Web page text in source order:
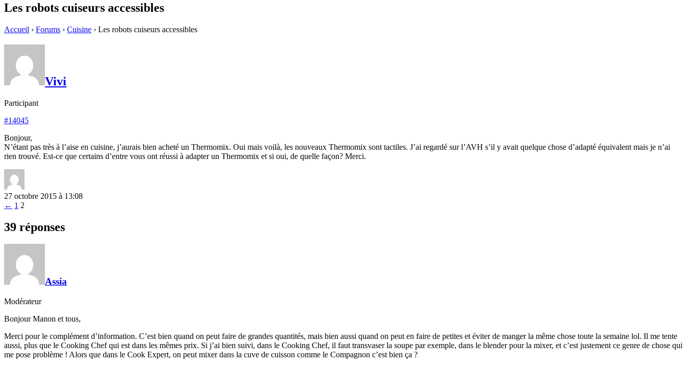
Les robots cuiseurs accessibles
Accueil › Forums › Cuisine › Les robots cuiseurs accessibles
Vivi
Participant
#14045
Bonjour,
N’étant pas très à l’aise en cuisine, j’aurais bien acheté un Thermomix. Oui mais voilà, les nouveaux Thermomix sont tactiles. J’ai regardé sur l’AVH s’il y avait quelque chose d’adapté équivalent mais je n’ai
rien trouvé. Est-ce que certains d’entre vous ont réussi à adapter un Thermomix et si oui, de quelle façon? Merci.
27 octobre 2015 à 13:08
← 1 2
39 réponses
Assia
Modérateur
Bonjour Manon et tous,
Merci pour le complément d’information. C’est bien quand on peut faire de grandes quantités, mais bien aussi quand on peut en faire de petites et éviter de manger la même chose toute la semaine lol. Il me tente
aussi, plus que le Cooking Chef qui est dans les mêmes prix. Si j’ai bien suivi, dans le Cooking Chef, il faut transvaser la soupe par exemple, dans le blender pour la mixer, et c’est justement ce genre de chose qui
me pose problème ! Alors que dans le Cook Expert, on peut mixer dans la cuve de cuisson comme le Compagnon c’est bien ça ?